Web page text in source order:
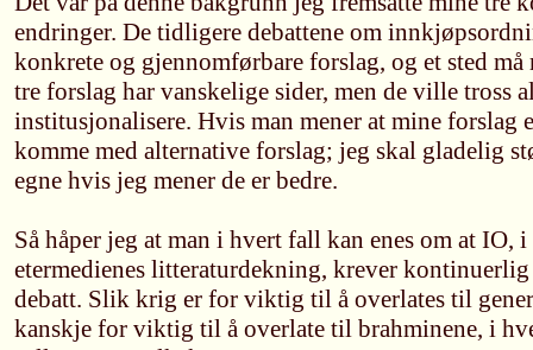
endringer. De tidligere debattene om
konkrete og gjennomførbare forslag, og et sted
tre forslag har vanskelige sider, men de ville tross
institusjonalisere. Hvis man mener at mine forslag
komme med alternative forslag; jeg skal gladelig
egne hvis jeg mener de er bedre.
Så håper jeg at man i hvert fall kan enes om at IO,
etermedienes litteraturdekning, krever
debatt. Slik krig er for viktig til å overlates til
kanskje for viktig til å overlate til brahminene, i